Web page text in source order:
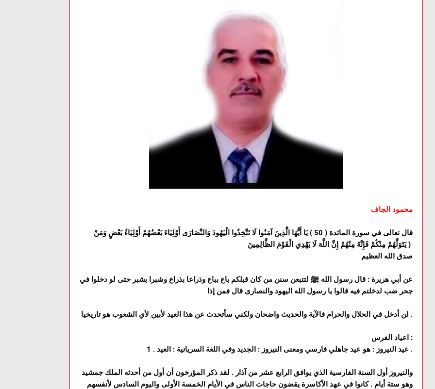
محمود الجاف
قال تعالى في سورة المائدة ( 50 ) يَا أَيُّهَا الَّذِينَ آمَنُوا لَا تَتَّخِذُوا الْيَهُودَ وَالنَّصَارَى أَوْلِيَاءَ بَعْضُهُمْ أَوْلِيَاءُ بَعْضٍ وَمَنْ
يَتَوَلَّهُمْ مِنْكُمْ فَإِنَّهُ مِنْهُمْ إِنَّ اللَّهَ لَا يَهْدِي الْقَوْمَ الظَّالِمِينَ )
صدق الله العظيم
عن أبي هريرة : قال رسول الله ﷺ لتتبعن سنن من كان قبلكم باع بباع وذراعا بذراع وشبرا بشبر حتى لو دخلوا في
جحر ضب لدخلتم فيه قالوا يا رسول الله اليهود والنصارى قال فمن إذا
لن أدخل في الحلال والحرام فالآية والحديث واضحان ولكني سأتحدث عن هذا العيد لأبين لأي الشعوب هو تاريخيا .
اعياد الفرس :
1 . عيد النيروز : هو عيد جاهلي فارسي ومعنى النيروز : الجديد وفي اللغة السريانية : العيد .
والنيروز أول السنة الفارسية الذي يوافق الرابع عشر من آذار . لقد ذكر المؤرخون أن أول من أحدثه الملك جمشيد
وهو ستة أيام . كانوا في عهد الأكاسرة يقضون حاجات الناس في الأيام الخمسة الأولى واليوم السادس لأنفسهم